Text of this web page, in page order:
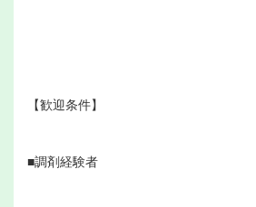
【歓迎条件】
■調剤経験者